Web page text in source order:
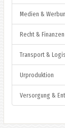
Medien &
Recht & Finanzen
Transport &
Urproduktion
Versorgung &